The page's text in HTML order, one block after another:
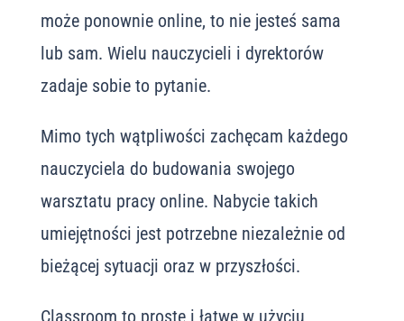
może ponownie online, to nie jesteś sama
lub sam. Wielu nauczycieli i dyrektorów
zadaje sobie to pytanie.
Mimo tych wątpliwości zachęcam każdego
nauczyciela do budowania swojego
warsztatu pracy online. Nabycie takich
umiejętności jest potrzebne niezależnie od
bieżącej sytuacji oraz w przyszłości.
Classroom to proste i łatwe w użyciu